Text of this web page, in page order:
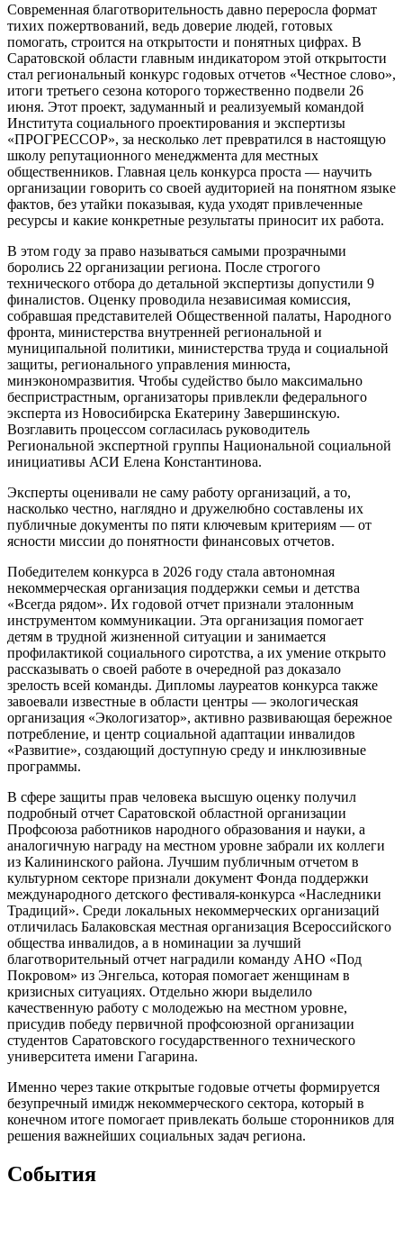
Современная благотворительность давно переросла формат
тихих пожертвований, ведь доверие людей, готовых
помогать, строится на открытости и понятных цифрах. В
Саратовской области главным индикатором этой открытости
стал региональный конкурс годовых отчетов «Честное слово»,
итоги третьего сезона которого торжественно подвели 26
июня. Этот проект, задуманный и реализуемый командой
Института социального проектирования и экспертизы
«ПРОГРЕССОР», за несколько лет превратился в настоящую
школу репутационного менеджмента для местных
общественников. Главная цель конкурса проста — научить
организации говорить со своей аудиторией на понятном языке
фактов, без утайки показывая, куда уходят привлеченные
ресурсы и какие конкретные результаты приносит их работа.
В этом году за право называться самыми прозрачными
боролись 22 организации региона. После строгого
технического отбора до детальной экспертизы допустили 9
финалистов. Оценку проводила независимая комиссия,
собравшая представителей Общественной палаты, Народного
фронта, министерства внутренней региональной и
муниципальной политики, министерства труда и социальной
защиты, регионального управления минюста,
минэкономразвития. Чтобы судейство было максимально
беспристрастным, организаторы привлекли федерального
эксперта из Новосибирска Екатерину Завершинскую.
Возглавить процессом согласилась руководитель
Региональной экспертной группы Национальной социальной
инициативы АСИ Елена Константинова.
Эксперты оценивали не саму работу организаций, а то,
насколько честно, наглядно и дружелюбно составлены их
публичные документы по пяти ключевым критериям — от
ясности миссии до понятности финансовых отчетов.
Победителем конкурса в 2026 году стала автономная
некоммерческая организация поддержки семьи и детства
«Всегда рядом». Их годовой отчет признали эталонным
инструментом коммуникации. Эта организация помогает
детям в трудной жизненной ситуации и занимается
профилактикой социального сиротства, а их умение открыто
рассказывать о своей работе в очередной раз доказало
зрелость всей команды. Дипломы лауреатов конкурса также
завоевали известные в области центры — экологическая
организация «Экологизатор», активно развивающая бережное
потребление, и центр социальной адаптации инвалидов
«Развитие», создающий доступную среду и инклюзивные
программы.
В сфере защиты прав человека высшую оценку получил
подробный отчет Саратовской областной организации
Профсоюза работников народного образования и науки, а
аналогичную награду на местном уровне забрали их коллеги
из Калининского района. Лучшим публичным отчетом в
культурном секторе признали документ Фонда поддержки
международного детского фестиваля-конкурса «Наследники
Традиций». Среди локальных некоммерческих организаций
отличилась Балаковская местная организация Всероссийского
общества инвалидов, а в номинации за лучший
благотворительный отчет наградили команду АНО «Под
Покровом» из Энгельса, которая помогает женщинам в
кризисных ситуациях. Отдельно жюри выделило
качественную работу с молодежью на местном уровне,
присудив победу первичной профсоюзной организации
студентов Саратовского государственного технического
университета имени Гагарина.
Именно через такие открытые годовые отчеты формируется
безупречный имидж некоммерческого сектора, который в
конечном итоге помогает привлекать больше сторонников для
решения важнейших социальных задач региона.
Cобытия